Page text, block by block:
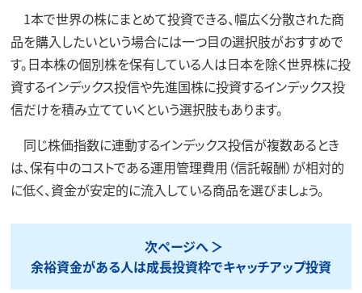
1本で世界の株にまとめて投資できる、幅広く分散された商
品を購入したいという場合には一つ目の選択肢がおすすめで
す。日本株の個別株を保有している人は日本を除く世界株に投
資するインデックス投信や先進国株に投資するインデックス投
信だけを積み立てていくという選択肢もあります。
同じ株価指数に連動するインデックス投信が複数あるとき
は、保有中のコストである運用管理費用（信託報酬）が相対的
に低く、資金が安定的に流入している商品を選びましょう。
次ページへ
余裕資金がある人は成長投資枠でキャッチアップ投資